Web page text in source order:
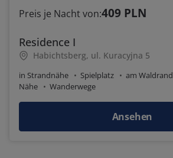
Preis je Nacht von:409 PLN
Residence I
Habichtsberg, ul. Kuracyjna 5
in Strandnähe Spielplatz am Waldrand
Nähe
Wanderwege
Ansehen